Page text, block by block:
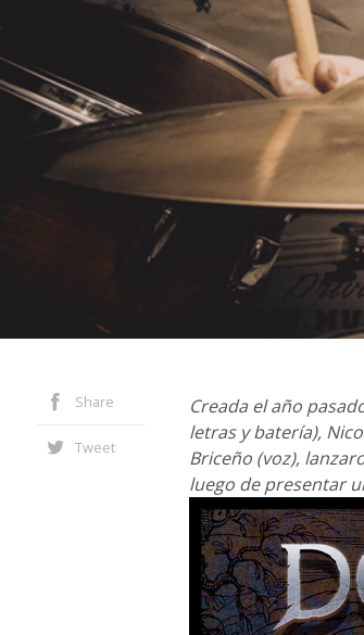
Share
Tweet
Creada el año
letras y batería),
Briceño (voz),
luego de presentar